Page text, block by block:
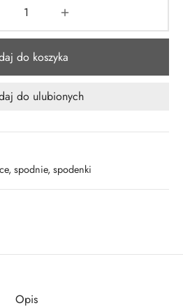
do koszyka
do ulubionych
spodnie, spodenki
Opis